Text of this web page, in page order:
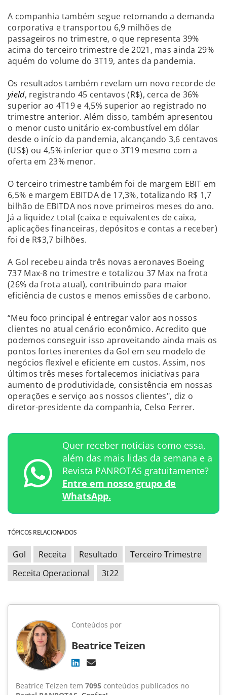
A companhia também segue retomando a demanda
corporativa e transportou 6,9 milhões de
passageiros no trimestre, o que representa 39%
acima do terceiro trimestre de 2021, mas ainda 29%
aquém do volume do 3T19, antes da pandemia.
Os resultados também revelam um novo recorde de
yield, registrando 45 centavos (R$), cerca de 36%
superior ao 4T19 e 4,5% superior ao registrado no
trimestre anterior. Além disso, também apresentou
o menor custo unitário ex-combustível em dólar
desde o início da pandemia, alcançando 3,6 centavos
(US$) ou 4,5% inferior que o 3T19 mesmo com a
oferta em 23% menor.
O terceiro trimestre também foi de margem EBIT em
6,5% e margem EBITDA de 17,3%, totalizando R$ 1,7
bilhão de EBITDA nos nove primeiros meses do ano.
Já a liquidez total (caixa e equivalentes de caixa,
aplicações financeiras, depósitos e contas a receber)
foi de R$3,7 bilhões.
A Gol recebeu ainda três novas aeronaves Boeing
737 Max-8 no trimestre e totalizou 37 Max na frota
(26% da frota atual), contribuindo para maior
eficiência de custos e menos emissões de carbono.
“Meu foco principal é entregar valor aos nossos
clientes no atual cenário econômico. Acredito que
podemos conseguir isso aproveitando ainda mais os
pontos fortes inerentes da Gol em seu modelo de
negócios flexível e eficiente em custos. Assim, nos
últimos três meses fortalecemos iniciativas para
aumento de produtividade, consistência em nossas
operações e serviço aos nossos clientes", diz o
diretor-presidente da companhia, Celso Ferrer.
Quer receber notícias como essa,
além das mais lidas da semana e a
Revista PANROTAS gratuitamente?
Entre em nosso grupo de
WhatsApp.
TÓPICOS RELACIONADOS
Gol Receita Resultado
Terceiro Trimestre
Receita Operacional
3t22
Conteúdos por
Beatrice Teizen
Beatrice Teizen tem 7095 conteúdos publicados no